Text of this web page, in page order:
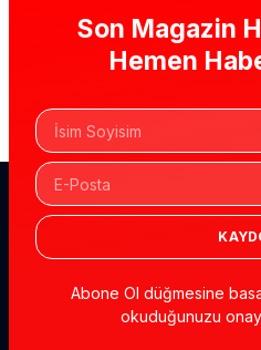
Son Magazin
Hemen
Abone Ol düğmesine
okuduğunuzu